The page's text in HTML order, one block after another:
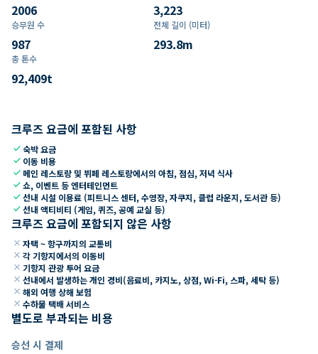
2006 3,223
승무원 수
987
전체 길이 (미터)
293.8m
총 톤수
92,409t
크루즈 요금에 포함된 사항
check숙박 요금
check 이동 비용
check 메인 레스토랑 및 뷔페 레스토랑에서의 아침, 점심, 저녁 식사
check쇼, 이벤트 등 엔터테인먼트
check선내 시설 이용료 (피트니스 센터, 수영장, 자쿠지, 클럽 라운지, 도서관 등)
check선내 액티비티 (게임, 퀴즈, 공예 교실 등)
크루즈 요금에 포함되지 않은 사항
close 자택 ~ 항구까지의 교통비
close 각 기항지에서의 이동비
close 기항지 관광 투어 요금
close 선내에서 발생하는 개인 경비(음료비, 카지노, 상점, Wi-Fi, 스파, 세탁 등)
close 해외 여행 상해 보험
close 수하물 택배 서비스
별도로 부과되는 비용
승선 시 결제